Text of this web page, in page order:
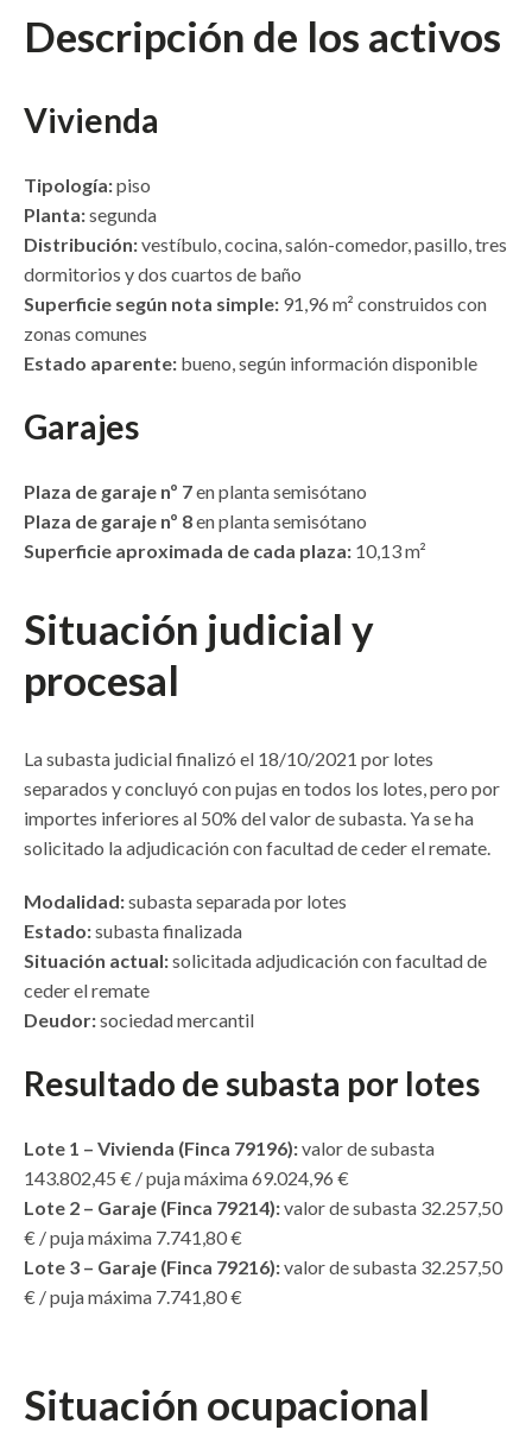
Descripción de los activos
Vivienda
Tipología:piso
Planta:segunda
Distribución:vestíbulo, cocina, salón-comedor, pasillo, tres
dormitorios y dos cuartos de baño
Superficie según nota simple: 91,96 m² construidos con
zonas comunes
Estado aparente: bueno, según información disponible
Garajes
Plaza de garaje nº 7en planta semisótano
Plaza de garaje nº 8en planta semisótano
Superficie aproximada de cada plaza: 10,13 m²
Situación judicial y
procesal
La subasta judicial finalizó el 18/10/2021 por lotes
separados y concluyó con pujas en todos los lotes, pero por
importes inferiores al 50% del valor de subasta. Ya se ha
solicitado la adjudicación con facultad de ceder el remate.
Modalidad:subasta separada por lotes
Estado:subasta finalizada
Situación actual:solicitada adjudicación con facultad de
ceder el remate
Deudor:sociedad mercantil
Resultado de subasta por lotes
Lote 1 – Vivienda (Finca 79196):valor de subasta
143.802,45 € / puja máxima 69.024,96 €
Lote 2 – Garaje (Finca 79214):valor de subasta 32.257,50
€ / puja máxima 7.741,80 €
Lote 3 – Garaje (Finca 79216):valor de subasta 32.257,50
€ / puja máxima 7.741,80 €
Situación ocupacional